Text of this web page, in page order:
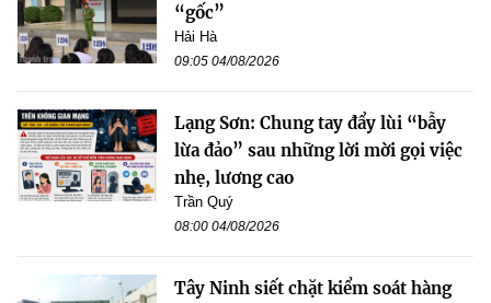
“gốc”
Hải Hà
09:05 04/08/2026
Lạng Sơn: Chung tay đẩy lùi “bẫy
lừa đảo” sau những lời mời gọi việc
nhẹ, lương cao
Trần Quý
08:00 04/08/2026
Tây Ninh siết chặt kiểm soát hàng